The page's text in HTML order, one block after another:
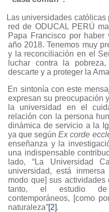
Las universidades
red de ODUCAL PERÚ
Papa Francisco por
año 2018. Tenemos muy
y la reconciliación en el
luchar contra la
descarte y a proteger la
En sintonía con este
expresan su preocupación
la universidad en el
relación con la persona
dinámica de servicio a la
ya que segúnEx corde
enseñanza y la
una indispensable
lado, “La Universidad
universidad, está
modo que] sus
tanto, el estudio
contemporáneos, [como
naturaleza”[2].